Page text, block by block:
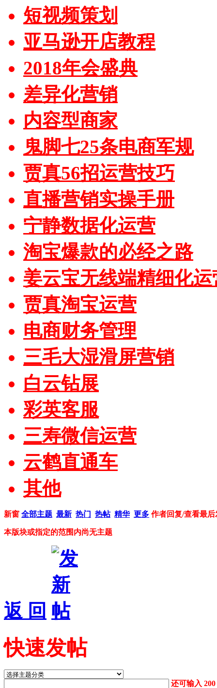
短视频策划
亚马逊开店教程
2018年会盛典
差异化营销
内容型商家
鬼脚七25条电商军规
贾真56招运营技巧
直播营销实操手册
宁静数据化运营
淘宝爆款的必经之路
姜云宝无线端精细化运
贾真淘宝运营
电商财务管理
三毛大湿滑屏营销
白云钻展
彩英客服
三寿微信运营
云鹤直通车
其他
新窗 全部主题 最新 热门 热帖 精华 更多 作者回复/查看最后
本版块或指定的范围内尚无主题
返 回
快速发帖
还可输入200